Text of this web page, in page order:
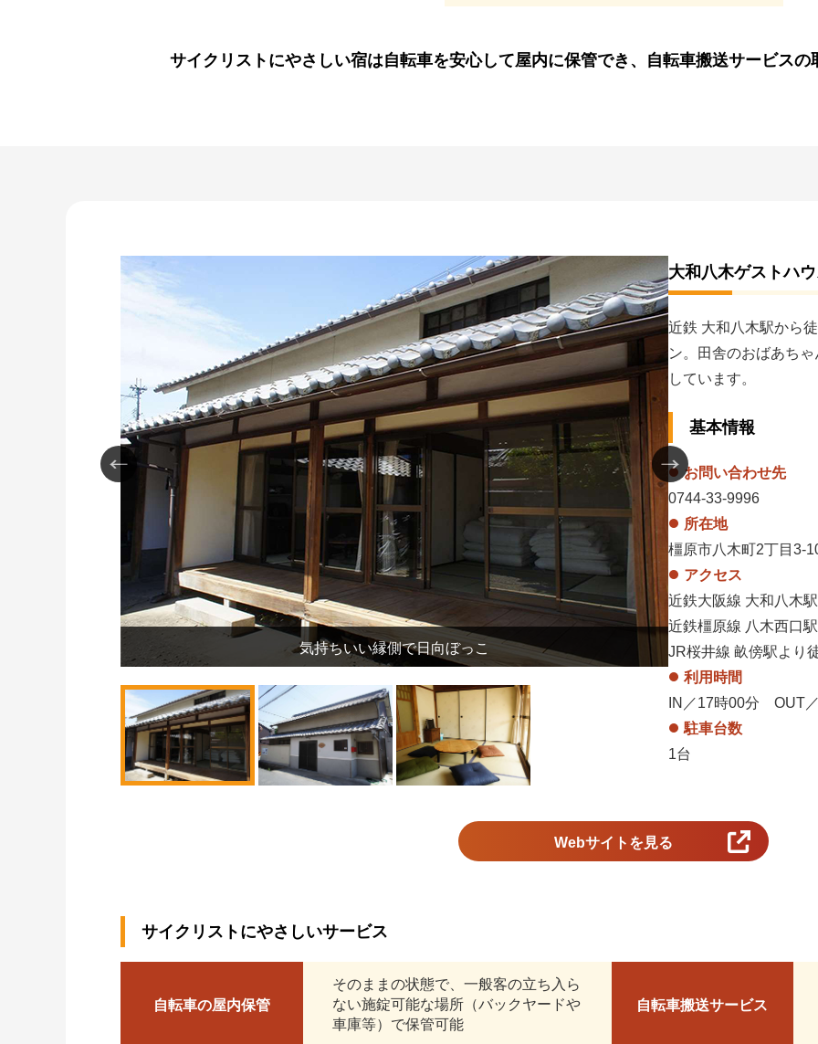
サイクリストにやさしい宿は自転車を安心して屋内に保管でき、自転車搬送サービス
気持ちいい縁側で日向ぼっこ
大和八木ゲストハ
近鉄 大和八木駅から
ン。田舎のおばあち
しています。
基本情報
お問い合わせ先
0744-33-9996
所在地
橿原市八木町2丁目3-
アクセス
近鉄大阪線 大和八木
近鉄橿原線 八木西口
JR桜井線 畝傍駅より
利用時間
IN／17時00分 OUT
駐車台数
1台
Webサイトを見る
サイクリストにやさしいサービス
自転車の屋内保管
そのままの状態で、一般客の立ち入ら
ない施錠可能な場所（バックヤードや
車庫等）で保管可能
自転車搬送サービス